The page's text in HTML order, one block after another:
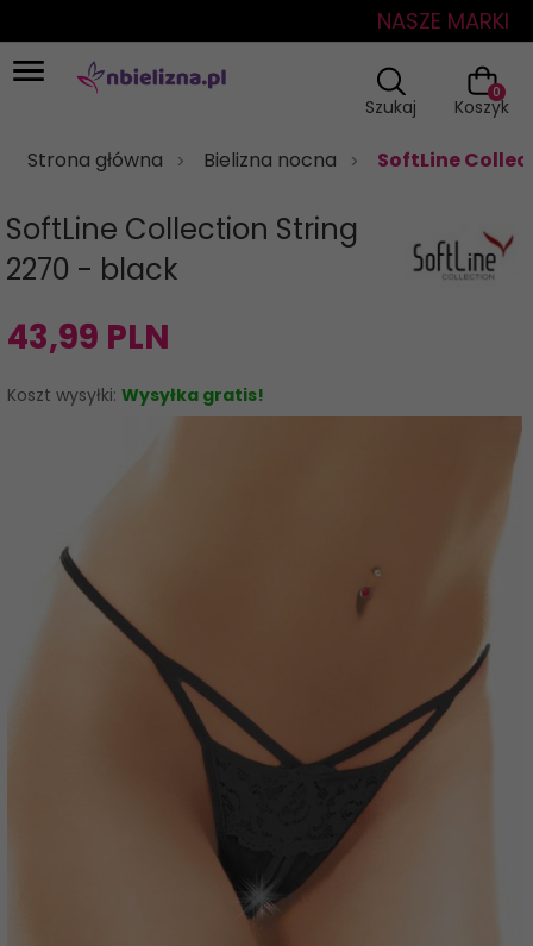
NASZE MARKI
Szukaj Koszyk
0
Strona główna Bielizna nocna SoftLine
SoftLine Collection String
2270 - black
43,99 PLN
Koszt wysyłki: Wysyłka gratis!